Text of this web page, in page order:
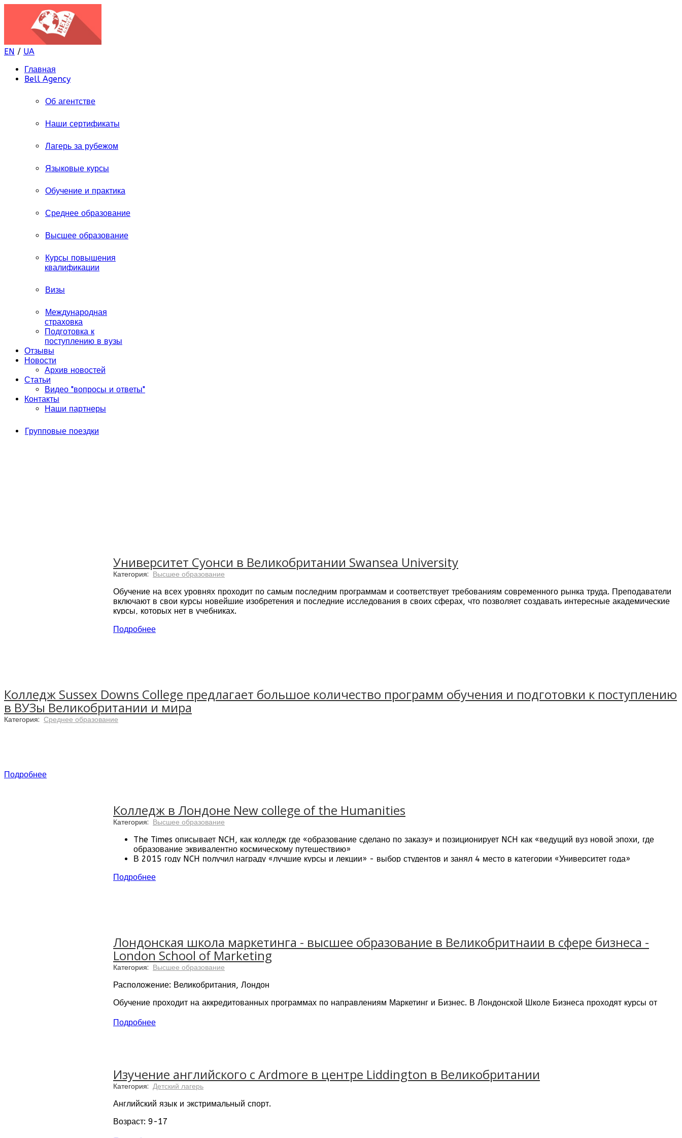
EN / UA
Главная
Bell Agency
Об агентстве
Наши сертификаты
Лагерь за рубежом
Языковые курсы
Обучение и практика
Среднее образование
Высшее образование
Курсы повышения
квалификации
Визы
Международная
страховка
Подготовка к
поступлению в вузы
Отзывы
Новости
Архив новостей
Статьи
Видео "вопросы и ответы"
Контакты
Наши партнеры
Групповые поездки
Университет Суонси в Великобритании Swansea University
Категория: Высшее образование
Обучение на всех уровнях проходит по самым последним программам и соответствует требованиям современного рынка труда. Преподаватели
включают в свои курсы новейшие изобретения и последние исследования в своих сферах, что позволяет создавать интересные академические
курсы, которых нет в учебниках.
Партнеры Университета Swansea, которые поддерживают исследовательскую деятельность университета: Land Rover, Huawei, Ericsson, Jaguar,
Подробнее
Колледж Sussex Downs College предлагает большое количество программ обучения и подготовки к поступлению
в ВУЗы Великобритании и мира
Категория: Среднее образование
Колледж предлагает широкий выбор курсов, которые соответствуют требованиям международного рынка труда. Студенты получают актуальные
практические навыки и знания в выбранной сфере обучения. В большинство курсов входит рабочая практика.
Подробнее
Колледж в Лондоне New college of the Humanities
Категория: Высшее образование
The Times описывает NCH, как колледж где «образование сделано по заказу» и позиционирует NCH как «ведущий вуз новой эпохи, где
образование эквивалентно космическому путешествию»
В 2015 году NCH получил награду «лучшие курсы и лекции» - выбор студентов и занял 4 место в категории «Университет года»
30% студентов колледжа - иностранцы
Подробнее
Лондонская школа маркетинга - высшее образование в Великобритнаии в сфере бизнеса -
London School of Marketing
Категория: Высшее образование
Расположение: Великобритания, Лондон
Обучение проходит на аккредитованных программах по направлениям Маркетинг и Бизнес. В Лондонской Школе Бизнеса проходят курсы от
колледже проходит обучение на Бакалавриате и Магистратуре.
Подробнее
Изучение английского с Ardmore в центре Liddington в Великобритании
Категория: Детский лагерь
Английский язык и экстримальный спорт.
Возраст: 9-17